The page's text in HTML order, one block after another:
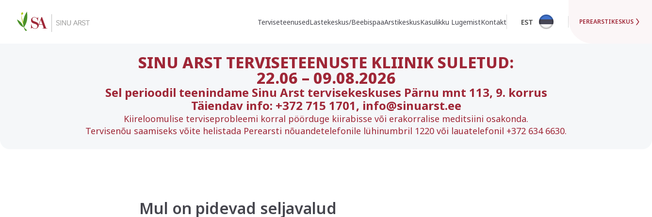
TerviseteenusedLastekeskus/BeebispaaArstikeskusKasulikku LugemistKontakt EST PEREARSTIKESKUS
SINU ARST TERVISETEENUSTE KLIINIK SULETUD:
22.06 – 09.08.2026
Sel perioodil teenindame Sinu Arst tervisekeskuses Pärnu mnt 113, 9. korrus
Täiendav info: +372 715 1701, info@sinuarst.ee
Kiireloomulise terviseprobleemi korral pöörduge kiirabisse või erakorralise meditsiini osakonda.
Tervisenõu saamiseks võite helistada Perearsti nõuandetelefonile lühinumbril 1220 või lauatelefonil +372 634 6630.
Mul on pidevad seljavalud